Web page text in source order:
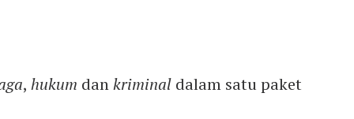
, hukum dankriminal dalam satu paket